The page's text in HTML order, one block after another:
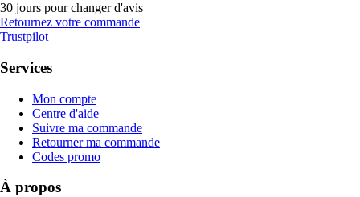
30 jours pour changer d'avis
Retournez votre commande
Trustpilot
Services
Mon compte
Centre d'aide
Suivre ma commande
Retourner ma commande
Codes promo
À propos